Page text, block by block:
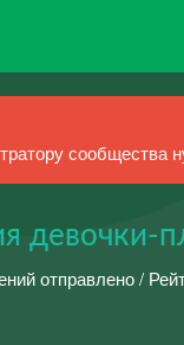
сообщества
девочки-
отправлено /